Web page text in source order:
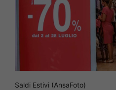
Saldi Estivi (AnsaFoto)